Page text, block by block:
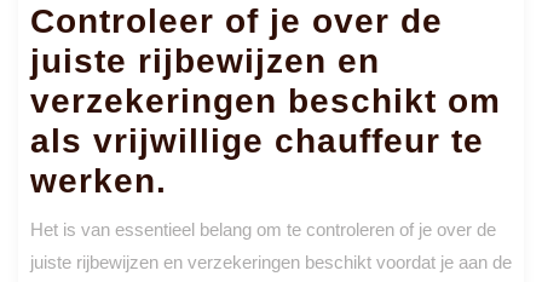
Controleer of je over de
juiste rijbewijzen en
verzekeringen beschikt om
als vrijwillige chauffeur te
werken.
Het is van essentieel belang om te controleren of je over de
juiste rijbewijzen en verzekeringen beschikt voordat je aan de